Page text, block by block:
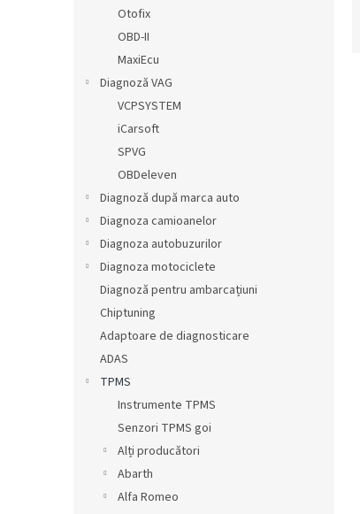
Otofix
OBD-II
MaxiEcu
Diagnoză VAG
VCPSYSTEM
iCarsoft
SPVG
OBDeleven
Diagnoză după marca auto
Diagnoza camioanelor
Diagnoza autobuzurilor
Diagnoza motociclete
Diagnoză pentru ambarcațiuni
Chiptuning
Adaptoare de diagnosticare
ADAS
TPMS
Instrumente TPMS
Senzori TPMS goi
Alți producători
Abarth
Alfa Romeo